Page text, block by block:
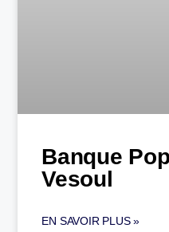
Banque
Vesoul
EN SAVOIR PLUS »